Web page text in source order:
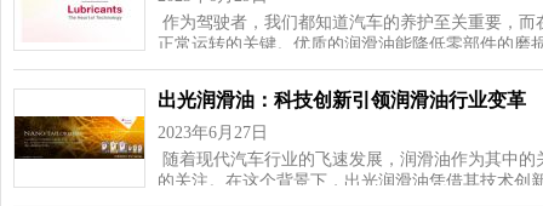
作为驾驶者，我们都知道汽车的养护至关重要，
正常运转的关键。优质的润滑油能降低零部件的磨
出光润滑油：科技创新引领润滑油行业变革
2023年6月27日
随着现代汽车行业的飞速发展，润滑油作为其中
的关注。在这个背景下，出光润滑油凭借其技术创